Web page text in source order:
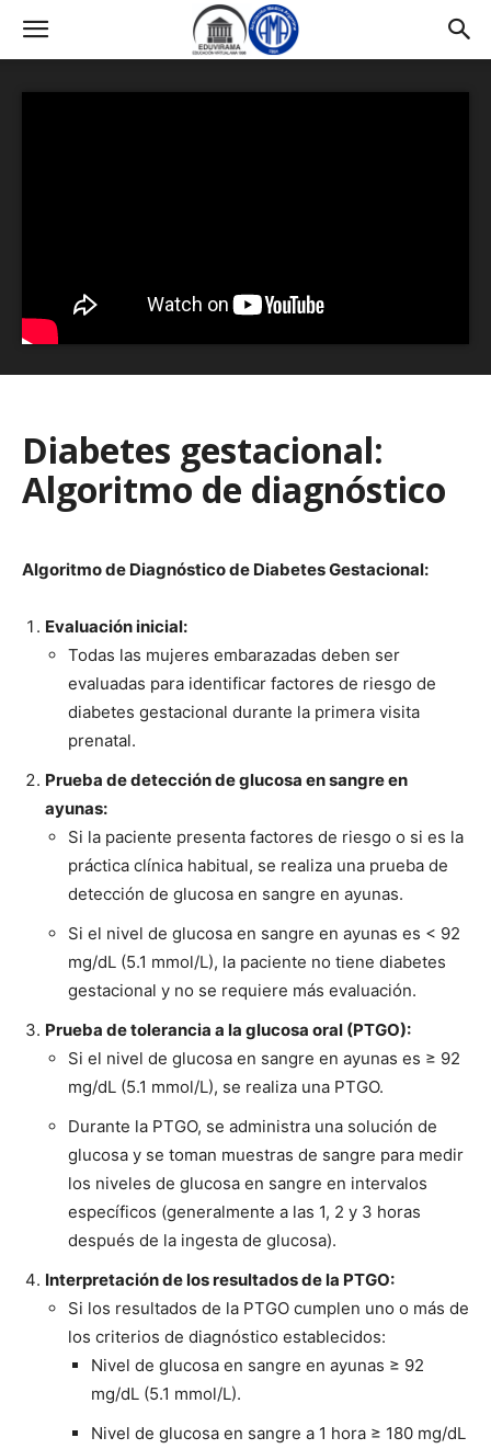
Diabetes gestacional:
Algoritmo de diagnóstico
Algoritmo de Diagnóstico de Diabetes Gestacional:
Evaluación inicial:
Todas las mujeres embarazadas deben ser
evaluadas para identificar factores de riesgo de
diabetes gestacional durante la primera visita
prenatal.
Prueba de detección de glucosa en sangre en
ayunas:
Si la paciente presenta factores de riesgo o si es la
práctica clínica habitual, se realiza una prueba de
detección de glucosa en sangre en ayunas.
Si el nivel de glucosa en sangre en ayunas es < 92
mg/dL (5.1 mmol/L), la paciente no tiene diabetes
gestacional y no se requiere más evaluación.
Prueba de tolerancia a la glucosa oral (PTGO):
Si el nivel de glucosa en sangre en ayunas es ≥ 92
mg/dL (5.1 mmol/L), se realiza una PTGO.
Durante la PTGO, se administra una solución de
glucosa y se toman muestras de sangre para medir
los niveles de glucosa en sangre en intervalos
específicos (generalmente a las 1, 2 y 3 horas
después de la ingesta de glucosa).
Interpretación de los resultados de la PTGO:
Si los resultados de la PTGO cumplen uno o más de
los criterios de diagnóstico establecidos:
Nivel de glucosa en sangre en ayunas ≥ 92
mg/dL (5.1 mmol/L).
Nivel de glucosa en sangre a 1 hora ≥ 180 mg/dL